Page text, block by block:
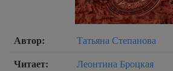
Автор: Татьяна Степанова
Читает: Леонтина Броцкая